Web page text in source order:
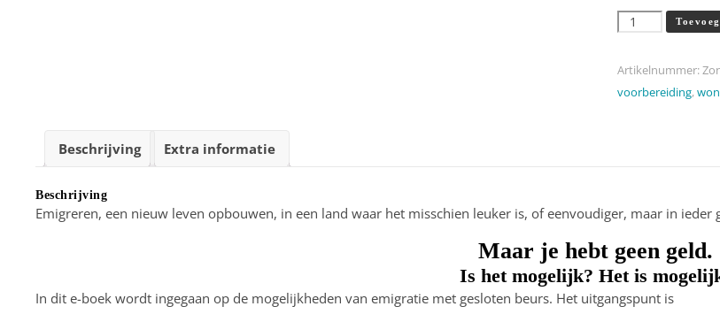
Emigreren
Artikelnummer:
voorbereiding,
Beschrijving Extra informatie
Beschrijving
Emigreren, een nieuw leven opbouwen, in een land waar het misschien leuker is, of eenvoudiger, maar in ieder
Maar je hebt geen geld.
Is het mogelijk? Het is
In dit e-boek wordt ingegaan op de mogelijkheden van emigratie met gesloten beurs. Het uitgangspunt is